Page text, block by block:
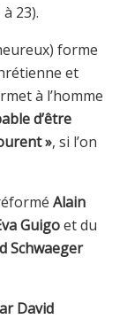
23).
forme
et
à l’homme
d’être
», si l’on
Alain
Guigoet du
Schwaeger
David